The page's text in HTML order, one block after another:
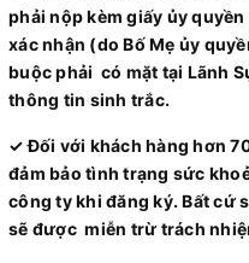
phải nộp kèm giấy ủy
xác nhận (do Bố Mẹ ủy
buộc phải có mặt tại Lãnh
thông tin sinh trắc.
✓ Đối với khách hàng hơn
đảm bảo tình trạng sức
công ty khi đăng ký. Bất cứ
sẽ được miễn trừ trách